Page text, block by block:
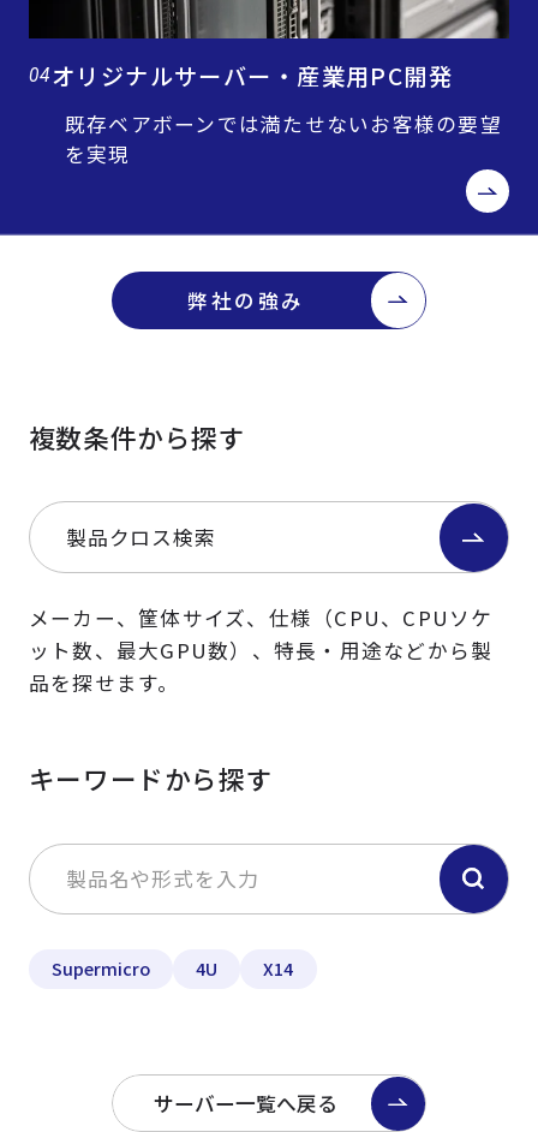
04オリジナルサーバー・産業用PC開発
既存ベアボーンでは満たせないお客様の要望
を実現
弊社の強み
複数条件から探す
製品クロス検索
メーカー、筐体サイズ、仕様（CPU、CPUソケ
ット数、最大GPU数）、特長・用途などから製
品を探せます。
キーワードから探す
Supermicro 4U X14
サーバー一覧へ戻る